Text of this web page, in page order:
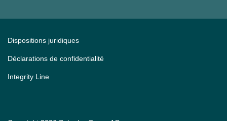
Dispositions juridiques
Déclarations de confidentialité
Integrity Line